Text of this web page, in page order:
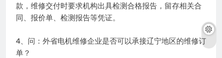
款，维修交付时要求机构出具检测合格报告，留存相关合
同、报价单、检测报告等凭证。
4、问：外省电机维修企业是否可以承接辽宁地区的维修订
单？